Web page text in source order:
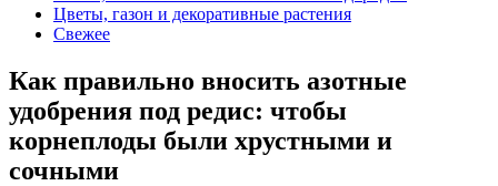
Цветы, газон и декоративные растения
Свежее
Как правильно вносить азотные
удобрения под редис: чтобы
корнеплоды были хрустными и
сочными